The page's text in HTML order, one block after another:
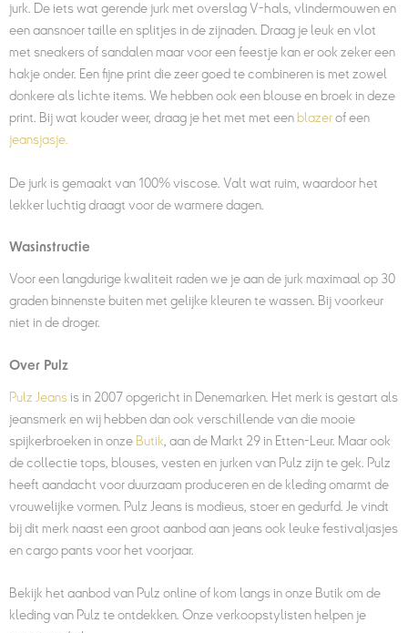
jurk. De iets wat gerende jurk met overslag V-hals, vlindermouwen en
een aansnoer taille en splitjes in de zijnaden. Draag je leuk en vlot
met sneakers of sandalen maar voor een feestje kan er ook zeker een
hakje onder. Een fijne print die zeer goed te combineren is met zowel
donkere als lichte items. We hebben ook een blouse en broek in deze
print. Bij wat kouder weer, draag je het met met een blazerof een
jeansjasje.
De jurk is gemaakt van 100% viscose. Valt wat ruim, waardoor het
lekker luchtig draagt voor de warmere dagen.
Wasinstructie
Voor een langdurige kwaliteit raden we je aan de jurk maximaal op 30
graden binnenste buiten met gelijke kleuren te wassen. Bij voorkeur
niet in de droger.
Over Pulz
Pulz Jeansis in 2007 opgericht in Denemarken. Het merk is gestart als
jeansmerk en wij hebben dan ook verschillende van die mooie
spijkerbroeken in onze Butik , aan de Markt 29 in Etten-Leur. Maar ook
de collectie tops, blouses, vesten en jurken van Pulz zijn te gek. Pulz
heeft aandacht voor duurzaam produceren en de kleding omarmt de
vrouwelijke vormen. Pulz Jeans is modieus, stoer en gedurfd. Je vindt
bij dit merk naast een groot aanbod aan jeans ook leuke festivaljasjes
en cargo pants voor het voorjaar.
Bekijk het aanbod van Pulz online of kom langs in onze Butik om de
kleding van Pulz te ontdekken. Onze verkoopstylisten helpen je